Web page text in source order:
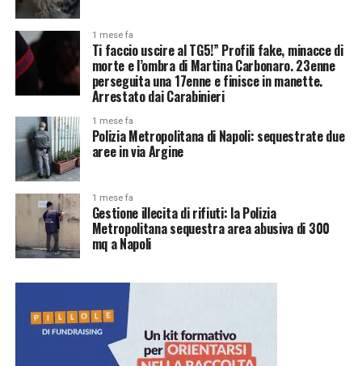
1 mese fa
Ti faccio uscire al TG5!” Profili fake, minacce di
morte e l’ombra di Martina Carbonaro. 23enne
perseguita una 17enne e finisce in manette.
Arrestato dai Carabinieri
1 mese fa
Polizia Metropolitana di Napoli: sequestrate due
aree in via Argine
1 mese fa
Gestione illecita di rifiuti: la Polizia
Metropolitana sequestra area abusiva di 300
mq a Napoli